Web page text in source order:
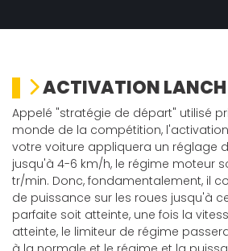
ACTIVATION
Appelé "stratégie de départ" utilisé
monde de la compétition,
votre voiture appliquera un réglage
jusqu'à 4-6 km/h, le régime moteur
tr/min. Donc, fondamentalement, il
de puissance sur les roues jusqu'à
parfaite soit atteinte, une fois la
atteinte, le limiteur de régime